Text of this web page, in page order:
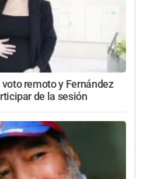
remoto y Fernández
de la sesión